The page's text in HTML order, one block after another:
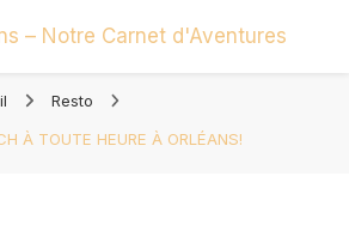
d'Aventures
Resto
À TOUTE HEURE À ORLÉANS!